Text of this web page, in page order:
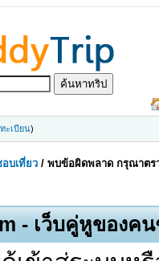
ะเบียน)
บเที่ยว /พบข้อผิดพลาด กรุณาตร
- เว็บคู่หูของค